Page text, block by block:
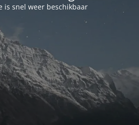
is snel weer beschikbaar